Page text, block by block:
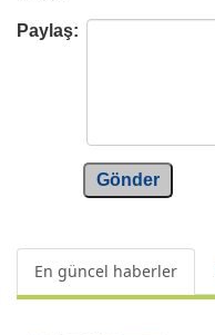
Paylaş:
Gönder
En güncel haberler